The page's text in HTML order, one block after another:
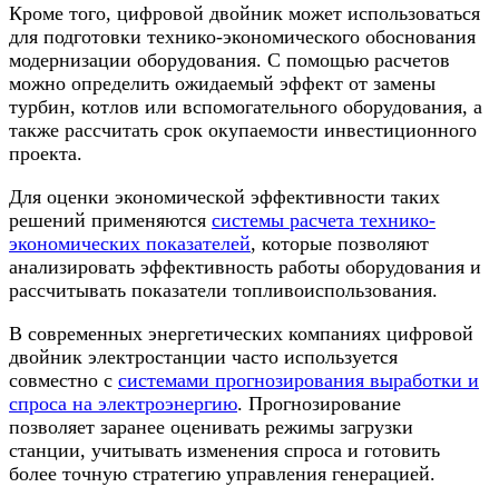
Кроме того, цифровой двойник может использоваться
для подготовки технико-экономического обоснования
модернизации оборудования. С помощью расчетов
можно определить ожидаемый эффект от замены
турбин, котлов или вспомогательного оборудования, а
также рассчитать срок окупаемости инвестиционного
проекта.
Для оценки экономической эффективности таких
решений применяются системы расчета технико-
экономических показателей, которые позволяют
анализировать эффективность работы оборудования и
рассчитывать показатели топливоиспользования.
В современных энергетических компаниях цифровой
двойник электростанции часто используется
совместно с системами прогнозирования выработки и
спроса на электроэнергию. Прогнозирование
позволяет заранее оценивать режимы загрузки
станции, учитывать изменения спроса и готовить
более точную стратегию управления генерацией.